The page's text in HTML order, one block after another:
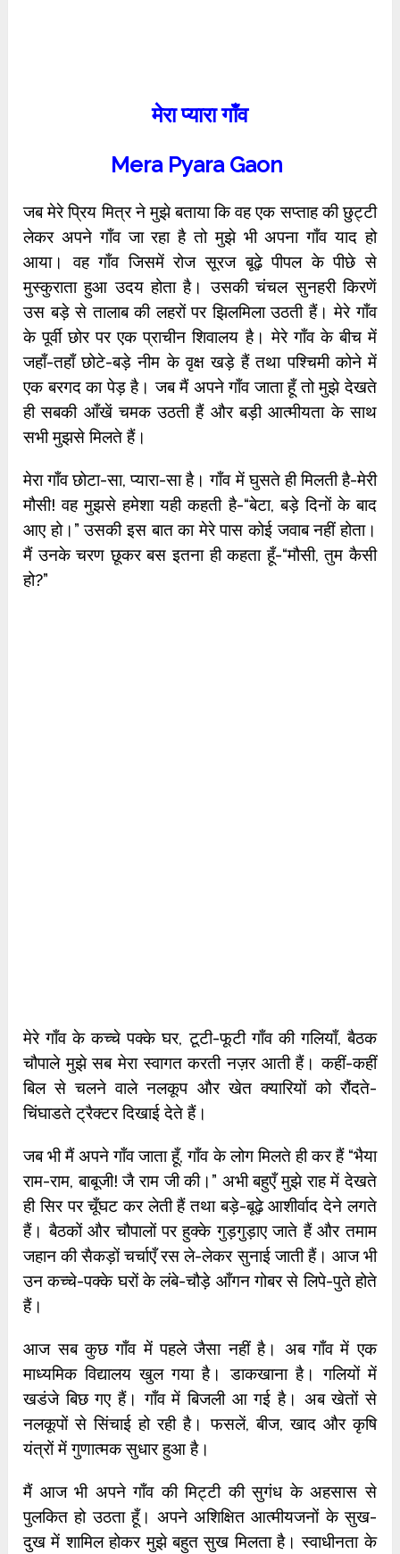
मेरा प्यारा गाँव
Mera Pyara Gaon
जब मेरे प्रिय मित्र ने मुझे बताया कि वह एक सप्ताह की छुट्टी
लेकर अपने गाँव जा रहा है तो मुझे भी अपना गाँव याद हो
आया। वह गाँव जिसमें रोज सूरज बूढ़े पीपल के पीछे से
मुस्कुराता हुआ उदय होता है। उसकी चंचल सुनहरी किरणें
उस बड़े से तालाब की लहरों पर झिलमिला उठती हैं। मेरे गाँव
के पूर्वी छोर पर एक प्राचीन शिवालय है। मेरे गाँव के बीच में
जहाँ-तहाँ छोटे-बड़े नीम के वृक्ष खड़े हैं तथा पश्चिमी कोने में
एक बरगद का पेड़ है। जब मैं अपने गाँव जाता हूँ तो मुझे देखते
ही सबकी आँखें चमक उठती हैं और बड़ी आत्मीयता के साथ
सभी मुझसे मिलते हैं।
मेरा गाँव छोटा-सा, प्यारा-सा है। गाँव में घुसते ही मिलती है-मेरी
मौसी! वह मुझसे हमेशा यही कहती है-“बेटा, बड़े दिनों के बाद
आए हो।” उसकी इस बात का मेरे पास कोई जवाब नहीं होता।
मैं उनके चरण छूकर बस इतना ही कहता हूँ-“मौसी, तुम कैसी
हो?”
मेरे गाँव के कच्चे पक्के घर, टूटी-फूटी गाँव की गलियाँ, बैठक
चौपाले मुझे सब मेरा स्वागत करती नज़र आती हैं। कहीं-कहीं
बिल से चलने वाले नलकूप और खेत क्यारियों को रौंदते-
चिंघाडते ट्रैक्टर दिखाई देते हैं।
जब भी मैं अपने गाँव जाता हूँ, गाँव के लोग मिलते ही कर हैं “भैया
राम-राम, बाबूजी! जै राम जी की।” अभी बहुएँ मुझे राह में देखते
ही सिर पर चूँघट कर लेती हैं तथा बड़े-बूढ़े आशीर्वाद देने लगते
हैं। बैठकों और चौपालों पर हुक्के गुड़गुड़ाए जाते हैं और तमाम
जहान की सैकड़ों चर्चाएँ रस ले-लेकर सुनाई जाती हैं। आज भी
उन कच्चे-पक्के घरों के लंबे-चौड़े आँगन गोबर से लिपे-पुते होते
हैं।
आज सब कुछ गाँव में पहले जैसा नहीं है। अब गाँव में एक
माध्यमिक विद्यालय खुल गया है। डाकखाना है। गलियों में
खडंजे बिछ गए हैं। गाँव में बिजली आ गई है। अब खेतों से
नलकूपों से सिंचाई हो रही है। फसलें, बीज, खाद और कृषि
यंत्रों में गुणात्मक सुधार हुआ है।
मैं आज भी अपने गाँव की मिट्टी की सुगंध के अहसास से
पुलकित हो उठता हूँ। अपने अशिक्षित आत्मीयजनों के सुख-
दुख में शामिल होकर मुझे बहुत सुख मिलता है। स्वाधीनता के